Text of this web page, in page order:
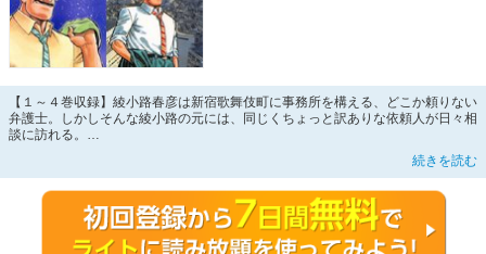
【１～４巻収録】綾小路春彦は新宿歌舞伎町に事務所を構える、どこか頼りない
弁護士。しかしそんな綾小路の元には、同じくちょっと訳ありな依頼人が日々相
談に訪れる。
レイプ事件として女性を訴えたい女性、お腹に子を宿し、遺産相続に名乗りでた
迎えることに…！！
那須輝一郎が送る、新宿ストーリー物の原点とも言える作品が、電子書籍として
再び帰って来る！
続きを読む